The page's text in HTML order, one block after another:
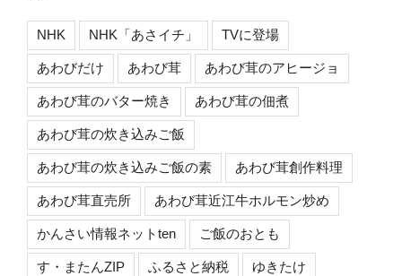
NHK NHK「あさイチ」 TVに登場
あわびだけ あわび茸 あわび茸のアヒージョ
あわび茸のバター焼き あわび茸の佃煮
あわび茸の炊き込みご飯
あわび茸の炊き込みご飯の素 あわび茸創作料理
あわび茸直売所 あわび茸近江牛ホルモン炒め
かんさい情報ネットten ご飯のおとも
す・またんZIP ふるさと納税 ゆきたけ